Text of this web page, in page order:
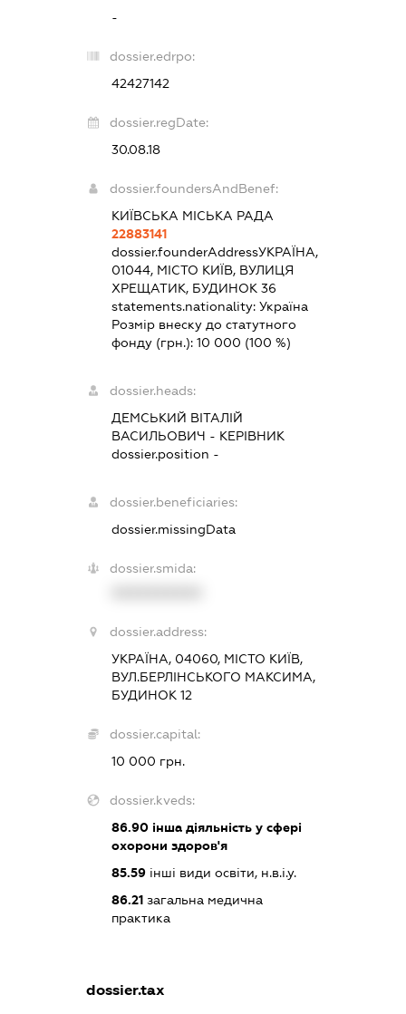
-
dossier.edrpo:
42427142
dossier.regDate:
30.08.18
dossier.foundersAndBenef:
КИЇВСЬКА МІСЬКА РАДА
22883141
dossier.founderAddressУКРАЇНА,
01044, МІСТО КИЇВ, ВУЛИЦЯ
ХРЕЩАТИК, БУДИНОК 36
statements.nationality: Україна
Розмір внеску до статутного
фонду (грн.): 10 000 (100 %)
dossier.heads:
ДЕМСЬКИЙ ВІТАЛІЙ
ВАСИЛЬОВИЧ - КЕРІВНИК
dossier.position -
dossier.beneficiaries:
dossier.missingData
dossier.smida:
dossier.address:
УКРАЇНА, 04060, МІСТО КИЇВ,
ВУЛ.БЕРЛІНСЬКОГО МАКСИМА,
БУДИНОК 12
dossier.capital:
10 000 грн.
dossier.kveds:
86.90інша діяльність у сфері
охорони здоров'я
85.59інші види освіти, н.в.і.у.
86.21загальна медична
практика
dossier.tax